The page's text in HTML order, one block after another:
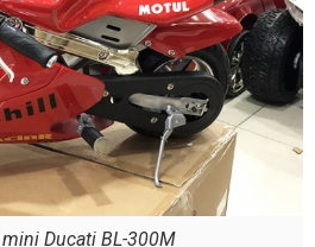
Ducati BL-300M